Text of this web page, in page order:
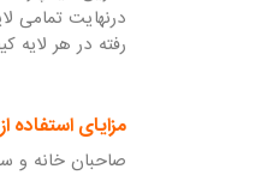
رفته در هر لایه
مزایای استفاده
صاحبان خانه و